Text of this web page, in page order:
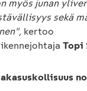
myös junan
sekä
kertoo
Topi